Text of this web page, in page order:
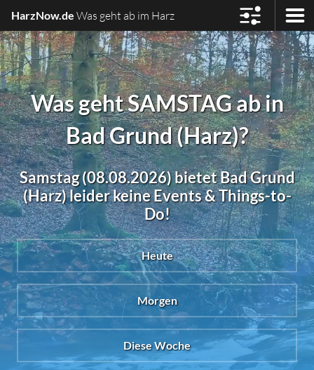
HarzNow.de Was geht ab im Harz
Was geht SAMSTAG ab in
Bad Grund (Harz)?
Samstag (08.08.2026) bietet Bad Grund
(Harz) leider keine Events & Things-to-
Do!
Heute
Morgen
Diese Woche